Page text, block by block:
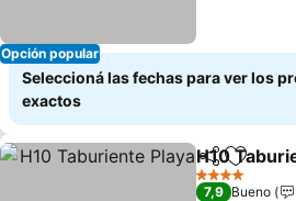
Opción popular
Seleccioná las fechas para ver los
exactos
Compartir
Añadir
H10
4 Estrellas
7,9 Bueno